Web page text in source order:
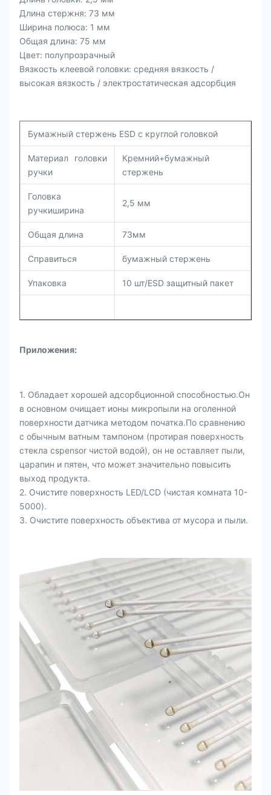
Длина стержня: 73 мм
Ширина полюса: 1 мм
Общая длина: 75 мм
Цвет: полупрозрачный
Вязкость клеевой головки: средняя вязкость /
высокая вязкость / электростатическая адсорбция
Бумажный стержень ESD с круглой головкой
Материал головки
ручки
Кремний+бумажный
стержень
Головка
ручкиширина
2,5 мм
Общая длина 73мм
Справиться бумажный стержень
Упаковка 10 шт/ESD защитный пакет
Приложения:
1. Обладает хорошей адсорбционной способностью.Он
в основном очищает ионы микропыли на оголенной
поверхности датчика методом початка.По сравнению
с обычным ватным тампоном (протирая поверхность
стекла cspensor чистой водой), он не оставляет пыли,
царапин и пятен, что может значительно повысить
выход продукта.
2. Очистите поверхность LED/LCD (чистая комната 10-
5000).
3. Очистите поверхность объектива от мусора и пыли.